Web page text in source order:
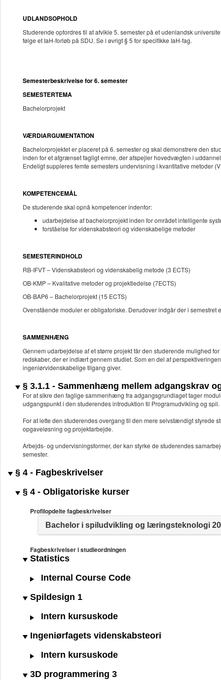
UDLANDSOPHOLD
Studerende opfordres til at afvikle 5. semester på et udenlandsk
følge et IaH-forløb på SDU. Se i øvrigt § 5 for specifikke IaH-fag.
Semesterbeskrivelse for 6. semester
SEMESTERTEMA
Bachelorprojekt
VÆRDIARGUMENTATION
Bachelorprojektet er placeret på 6. semester og skal demonstrere den
inden for et afgrænset fagligt emne, der afspejler hovedvægten i
Endeligt suppleres femte semesters undervisning i kvantitative metoder
KOMPETENCEMÅL
De studerende skal opnå kompetencer indenfor:
udarbejdelse af bachelorprojekt inden for området intelligente
forståelse for videnskabsteori og videnskabelige metoder
SEMESTERINDHOLD
RB-IFVT – Videnskabsteori og videnskabelig metode (3 ECTS)
OB-KMP – Kvalitative metoder og projektledelse (7ECTS)
OB-BAP6 – Bachelorprojekt (15 ECTS)
Ovenstående moduler er obligatoriske. Derudover indgår der i semestret
SAMMENHÆNG
Gennem udarbejdelse af et større projekt får den studerende mulighed
redskaber, der er indlært gennem studiet. Som en del af
ingeniørvidenskabelige tilgang giver.
§ 3.1.1 - Sammenhæng mellem adgangskrav
For at sikre den faglige sammenhæng fra adgangsgrundlaget tager
udgangspunkt i den studerendes introduktion til Programudvikling og
For at lette den studerendes overgang til den mere selvstændigt styrede
opgaveløsning og projektarbejde.
Arbejds- og undervisningsformer, der kan styrke de studerendes
semester.
§ 4 - Fagbeskrivelser
§ 4 - Obligatoriske kurser
Profilopdelte fagbeskrivelser
Bachelor i spiludvikling og læringsteknologi
Fagbeskrivelser i studieordningen
Statistics
Internal Course Code
Spildesign 1
Intern kursuskode
Ingeniørfagets videnskabsteori
Intern kursuskode
3D programmering 3